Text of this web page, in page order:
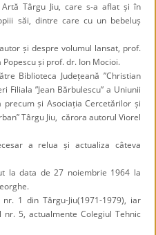
Târgu Jiu, care s-a aflat și în
săi, dintre care cu un bebeluș
și despre volumul lansat, prof.
și prof. dr. Ion Mocioi.
Biblioteca Județeană ”Christian
Filiala ”Jean Bărbulescu” a Uniunii
și Asociația Cercetărilor și
Târgu Jiu, cărora autorul Viorel
a relua și actualiza câteva
la data de 27 noiembrie 1964 la
1 din Târgu-Jiu(1971-1979), iar
5, actualmente Colegiul Tehnic